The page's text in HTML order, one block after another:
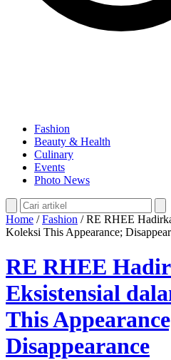
Fashion
Beauty & Health
Culinary
Events
Photo News
Home /Fashion /RE RHEE
Koleksi This Appearance;
RE RHEE
Eksistensial
This
Disappearance